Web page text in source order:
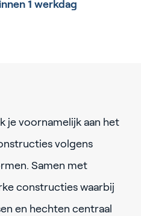
1 werkdag
je voornamelijk aan het
volgens
Samen met
constructies waarbij
en hechten centraal